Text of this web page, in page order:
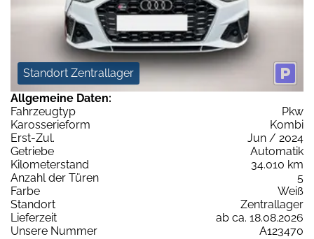
Standort Zentrallager
Allgemeine Daten:
Fahrzeugtyp
Pkw
Karosserieform
Kombi
Erst-Zul.
Jun / 2024
Getriebe
Automatik
Kilometerstand
34.010 km
Anzahl der Türen
5
Farbe
Weiß
Standort
Zentrallager
Lieferzeit
ab ca. 18.08.2026
Unsere Nummer
A123470